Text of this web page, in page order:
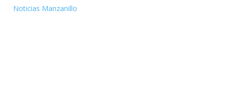
Noticias Manzanillo